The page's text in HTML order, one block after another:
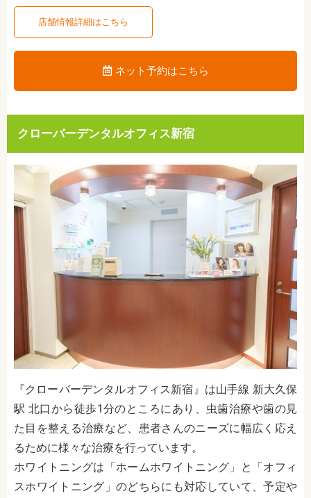
店舗情報詳細はこちら
ネット予約はこちら
クローバーデンタルオフィス新宿
『クローバーデンタルオフィス新宿 』は山手線 新大久保
駅 北口から徒歩1分のところにあり、 虫歯治療や歯の見
た目を整える治療など、患者さんのニーズに幅広く応え
るために様々な治療を行っています。
ホワイトニングは「ホームホワイトニング」と「オフィ
スホワイトニング」のどちらにも対応していて、予定や